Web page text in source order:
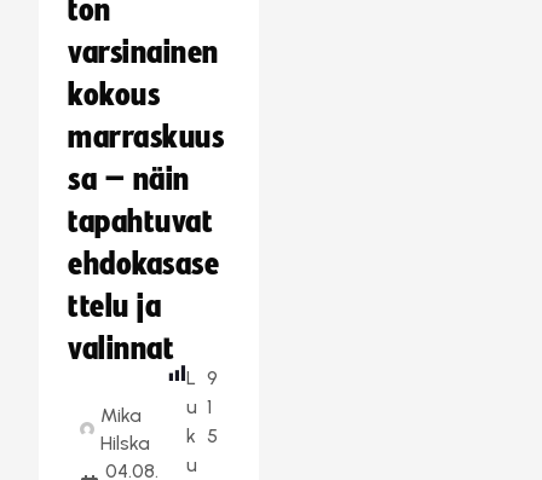
ton
varsinainen
kokous
marraskuus
sa – näin
tapahtuvat
ehdokasase
ttelu ja
valinnat
Mika
Hilska
04.08.
L
u
k
u
9
1
5